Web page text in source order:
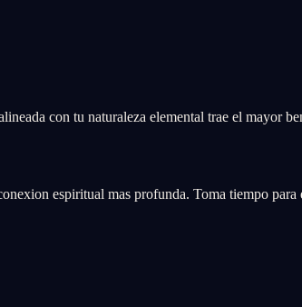
con tu naturaleza elemental trae el mayor
espiritual mas profunda. Toma tiempo